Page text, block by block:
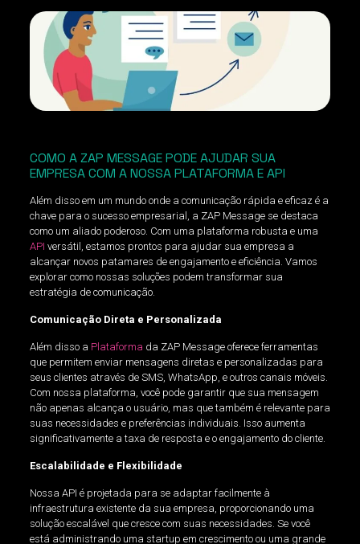
COMO A ZAP MESSAGE PODE AJUDAR SUA
EMPRESA COM A NOSSA PLATAFORMA E API
Além disso em um mundo onde a comunicação rápida e eficaz é a
chave para o sucesso empresarial, a ZAP Message se destaca
como um aliado poderoso. Com uma plataforma robusta e uma
API versátil, estamos prontos para ajudar sua empresa a
alcançar novos patamares de engajamento e eficiência. Vamos
explorar como nossas soluções podem transformar sua
estratégia de comunicação.
Comunicação Direta e Personalizada
Além disso a Plataforma da ZAP Message oferece ferramentas
que permitem enviar mensagens diretas e personalizadas para
seus clientes através de SMS, WhatsApp, e outros canais móveis.
Com nossa plataforma, você pode garantir que sua mensagem
não apenas alcança o usuário, mas que também é relevante para
suas necessidades e preferências individuais. Isso aumenta
significativamente a taxa de resposta e o engajamento do cliente.
Escalabilidade e Flexibilidade
Nossa API é projetada para se adaptar facilmente à
infraestrutura existente da sua empresa, proporcionando uma
solução escalável que cresce com suas necessidades. Se você
está administrando uma startup em crescimento ou uma grande